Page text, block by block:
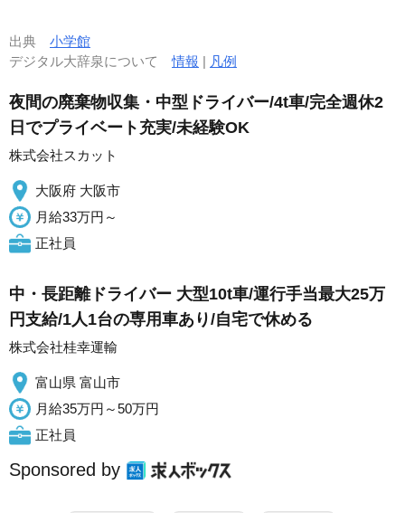
出典 小学館
デジタル大辞泉について情報 | 凡例
夜間の廃棄物収集・中型ドライバー/4t車/完全週休2
日でプライベート充実/未経験OK
株式会社スカット
大阪府 大阪市
月給33万円～
正社員
中・長距離ドライバー 大型10t車/運行手当最大25万
円支給/1人1台の専用車あり/自宅で休める
株式会社桂幸運輸
富山県 富山市
月給35万円～50万円
正社員
Sponsored by